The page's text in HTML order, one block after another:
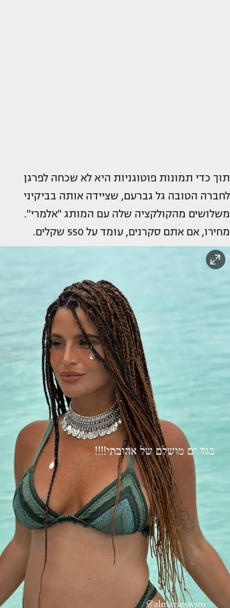
תוך כדי תמונות פוטוגניות היא לא שכחה לפרגן
לחברה הטובה גל גברעם, שציידה אותה בביקיני
משלושים מהקולקציה שלה עם המותג "אלמרי".
מחירו, אם אתם סקרנים, עומד על 550 שקלים.